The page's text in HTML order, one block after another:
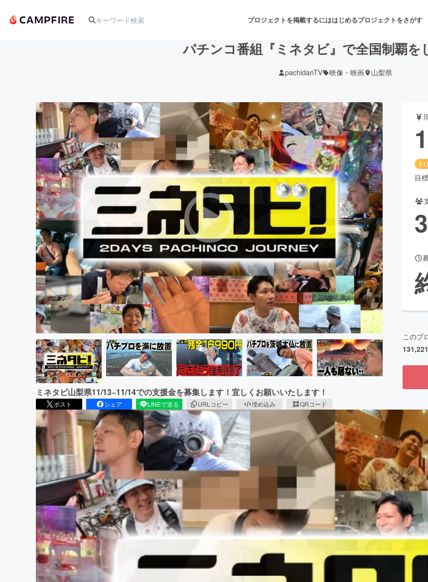
プロジェクトを掲載するにははじめるプロジェクトをさがす
アート・写真 音楽 舞台・パフォーマ
テクノロジー・ガジェット ゲーム・サービス開発 フード・飲食店
映像・映画 書籍・雑誌出版 アニメ・漫画
ビジネス・起業 チャレンジ ビューティー・ヘ
まちづくり・地域活性化
CAMPFIRE for Social GoodCAMPFIRE Creation
CAMPFIREふるさと納税machi-yaコミュニティ
パチンコ番組『ミネタビ』で全国制覇を
pachidanTV 映像・映画 山梨県
ミネタビ山梨県11/13~11/14での支援金を募集します！宜しくお願いいたします！
ポスト シェア LINEで送る URLコピー 埋め込み QRコード
目
このプ
131,221